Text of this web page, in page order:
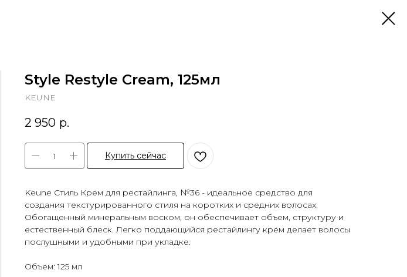
Style Restyle Cream, 125мл
KEUNE
2 950 р.
Купить сейчас
Keune Стиль Крем для рестайлинга, №36 - идеальное средство для
создания текстурированного стиля на коротких и средних волосах.
Обогащенный минеральным воском, он обеспечивает объем, структуру и
естественный блеск. Легко поддающийся рестайлингу крем делает волосы
послушными и удобными при укладке.
Объем: 125 мл